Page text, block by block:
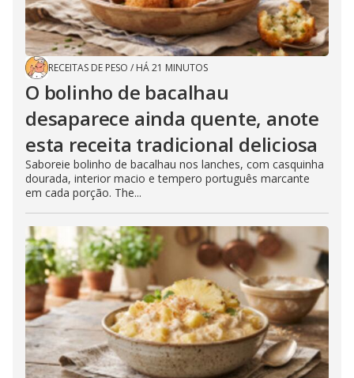
RECEITAS DE PESO / HÁ 21 MINUTOS
O bolinho de bacalhau
desaparece ainda quente, anote
esta receita tradicional deliciosa
Saboreie bolinho de bacalhau nos lanches, com casquinha
dourada, interior macio e tempero português marcante
em cada porção. The...